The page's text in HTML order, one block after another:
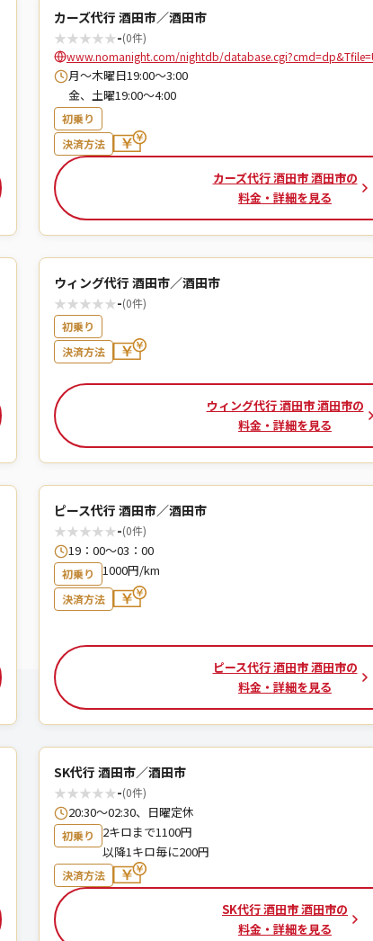
カーズ代行 酒田市／酒田市
★★★★★-(0件)
www.nomanight.com/nightdb/
月～木曜日19:00～3:00
金、土曜19:00～4:00
初乗り
決済方法
カーズ代行 酒田市 酒田市の
料金・詳細を見る
ウィング代行 酒田市／酒田市
★★★★★-(0件)
初乗り
決済方法
ウィング代行 酒田市 酒田市の
料金・詳細を見る
ピース代行 酒田市／酒田市
★★★★★-(0件)
19：00～03：00
初乗り 1000円/km
決済方法
ピース代行 酒田市 酒田市の
料金・詳細を見る
SK代行 酒田市／酒田市
★★★★★-(0件)
20:30〜02:30、日曜定休
初乗り
2キロまで1100円
以降1キロ毎に200円
決済方法
SK代行 酒田市 酒田市の
料金・詳細を見る